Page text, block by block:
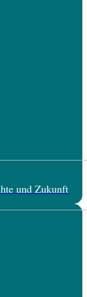
und Zukunft